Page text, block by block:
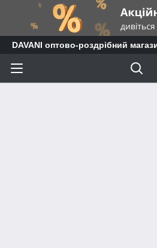
DAVANI оптово-роздрібний